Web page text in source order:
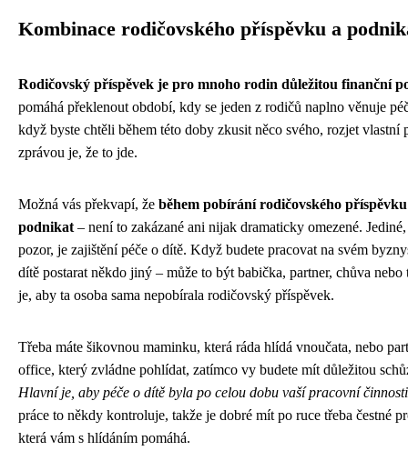
Kombinace rodičovského příspěvku a
Rodičovský příspěvek je pro mnoho rodin důležitou finanční
pomáhá překlenout období, kdy se jeden z rodičů naplno věnuje
když byste chtěli během této doby zkusit něco svého, rozjet vlastní
zprávou je, že to jde.
Možná vás překvapí, že během pobírání rodičovského
podnikat – není to zakázané ani nijak dramaticky omezené.
pozor, je zajištění péče o dítě. Když budete pracovat na svém
dítě postarat někdo jiný – může to být babička, partner, chůva nebo
je, aby ta osoba sama nepobírala rodičovský příspěvek.
Třeba máte šikovnou maminku, která ráda hlídá vnoučata, nebo
office, který zvládne pohlídat, zatímco vy budete mít důležitou
Hlavní je, aby péče o dítě byla po celou dobu vaší pracovní
práce to někdy kontroluje, takže je dobré mít po ruce třeba čestné
která vám s hlídáním pomáhá.